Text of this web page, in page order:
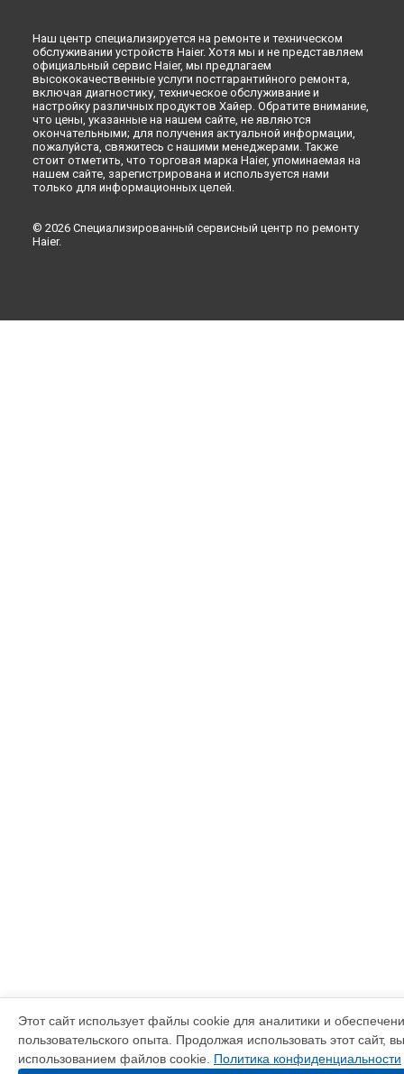
Наш центр специализируется на ремонте и техническом
обслуживании устройств Haier. Хотя мы и не представляем
официальный сервис Haier, мы предлагаем
высококачественные услуги постгарантийного ремонта,
включая диагностику, техническое обслуживание и
настройку различных продуктов Хайер. Обратите внимание,
что цены, указанные на нашем сайте, не являются
окончательными; для получения актуальной информации,
пожалуйста, свяжитесь с нашими менеджерами. Также
стоит отметить, что торговая марка Haier, упоминаемая на
нашем сайте, зарегистрирована и используется нами
только для информационных целей.
© 2026 Специализированный сервисный центр по ремонту
Haier.
Этот сайт использует файлы cookie для аналитики и
пользовательского опыта. Продолжая использовать этот сайт,
использованием файлов cookie. Политика конфиденциальности